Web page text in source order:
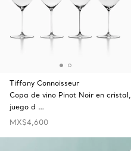
Tiffany Connoisseur
Copa de vino Pinot Noir en cristal,
juego d …
MX$4,600